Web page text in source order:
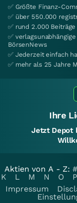
✅ Größte Finanz-
✅ über 550.000
✅ rund 2.000 Beiträge
✅
BörsenNews
✅ Jederzeit einfach
✅ mehr als 25 Jahre
Ihre
Jetzt Depot
Aktien von A - Z: #
K
L M N O P
Impressum